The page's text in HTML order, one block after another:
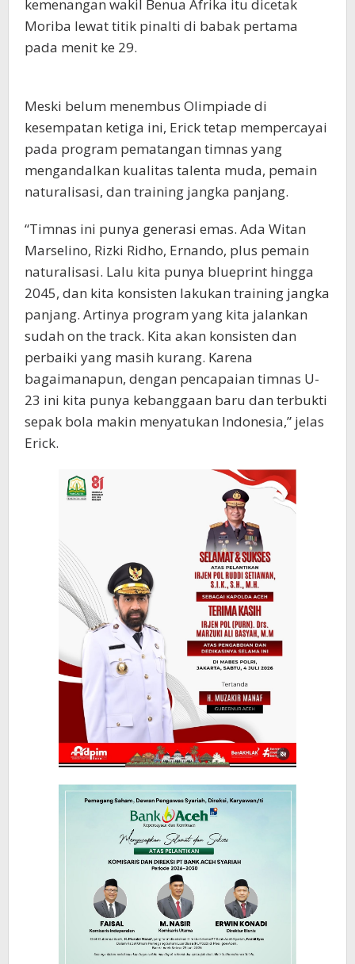
kemenangan wakil Benua Afrika itu dicetak
Moriba lewat titik pinalti di babak pertama
pada menit ke 29.
Meski belum menembus Olimpiade di
kesempatan ketiga ini, Erick tetap mempercayai
pada program pematangan timnas yang
mengandalkan kualitas talenta muda, pemain
naturalisasi, dan training jangka panjang.
“Timnas ini punya generasi emas. Ada Witan
Marselino, Rizki Ridho, Ernando, plus pemain
naturalisasi. Lalu kita punya blueprint hingga
2045, dan kita konsisten lakukan training jangka
panjang. Artinya program yang kita jalankan
sudah on the track. Kita akan konsisten dan
perbaiki yang masih kurang. Karena
bagaimanapun, dengan pencapaian timnas U-
23 ini kita punya kebanggaan baru dan terbukti
sepak bola makin menyatukan Indonesia,” jelas
Erick.